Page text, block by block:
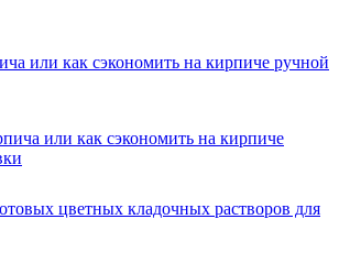
или как сэкономить на кирпиче